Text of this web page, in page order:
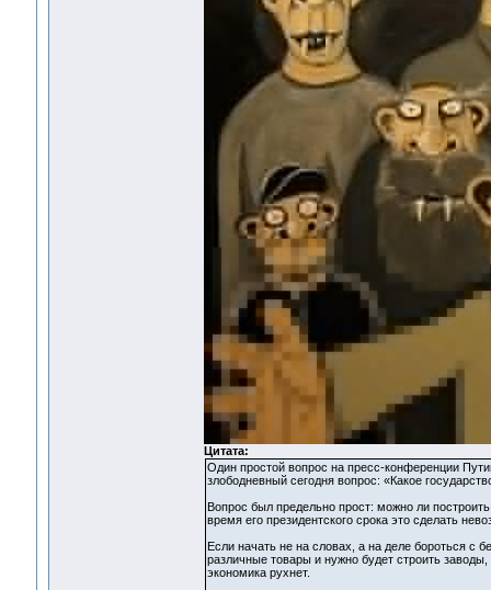
Цитата:
Один простой вопрос на пресс-конференции
злободневный сегодня вопрос: «Какое
Вопрос был предельно прост: можно ли
время его президентского срока это сделать
Если начать не на словах, а на деле бороться с
различные товары и нужно будет строить
экономика рухнет.